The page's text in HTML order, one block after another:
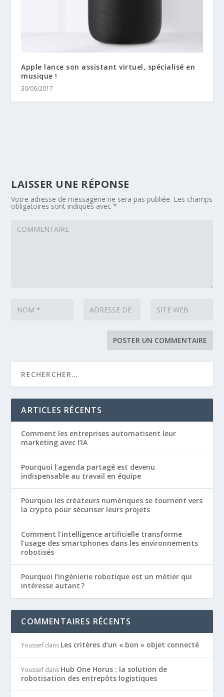
Apple lance son assistant virtuel, spécialisé en
musique !
30/06/2017
LAISSER UNE RÉPONSE
Votre adresse de messagerie ne sera pas publiée. Les champs
obligatoires sont indiqués avec*
ARTICLES RÉCENTS
Comment les entreprises automatisent leur
marketing avec l’IA
Pourquoi l’agenda partagé est devenu
indispensable au travail en équipe
Pourquoi les créateurs numériques se tournent vers
la crypto pour sécuriser leurs projets
Comment l’intelligence artificielle transforme
l’usage des smartphones dans les environnements
robotisés
Pourquoi l’ingénierie robotique est un métier qui
intéresse autant ?
COMMENTAIRES RÉCENTS
Youssef dans Les critères d’un « bon » objet connecté
Youssef dans Hub One Horus : la solution de
robotisation des entrepôts logistiques